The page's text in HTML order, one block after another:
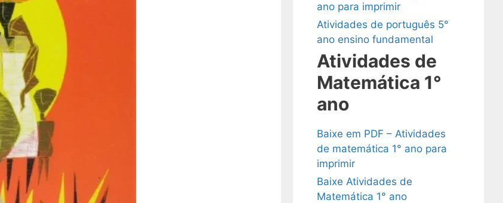
ano para imprimir
Atividades de português 5°
ano ensino fundamental
Atividades de
Matemática 1°
ano
Baixe em PDF – Atividades
de matemática 1° ano para
imprimir
Baixe Atividades de
Matemática 1° ano